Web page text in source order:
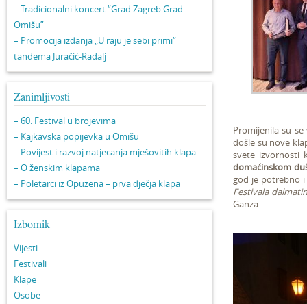
– Tradicionalni koncert “Grad Zagreb Grad
Omišu”
– Promocija izdanja „U raju je sebi primi“
tandema Juračić-Radalj
Zanimljivosti
– 60. Festival u brojevima
– Kajkavska popijevka u Omišu
– Povijest i razvoj natjecanja mješovitih klapa
– O ženskim klapama
– Poletarci iz Opuzena – prva dječja klapa
Izbornik
Vijesti
Festivali
Klape
Osobe
Promijenila su
došle su nove
svete izvornosti
domaćinskom
god je potrebno i
Festivala
Ganza.